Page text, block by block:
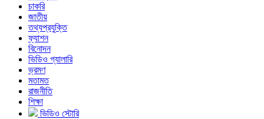
চাকরি
জাতীয়
তথ্যপ্রযুক্তি
ফ্যাশন
বিনোদন
ভিডিও গ্যালারি
ভ্রমণ
মতামত
রাজনীতি
শিক্ষা
ভিডিও স্টোরি